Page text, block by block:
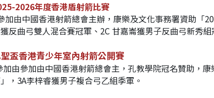
2026年度香港盾射箭比賽
加由中國香港射箭總會主辦，康樂及文化事務署資助「
反曲弓雙人混合賽冠軍、2C 甘嘉崙獲男子反曲弓新秀組
盃香港青少年室內射箭公開賽
加由參加由中國香港射箭總會主，孔教學院冠名贊助，
，3A李梓睿獲男子複合弓乙組季軍。